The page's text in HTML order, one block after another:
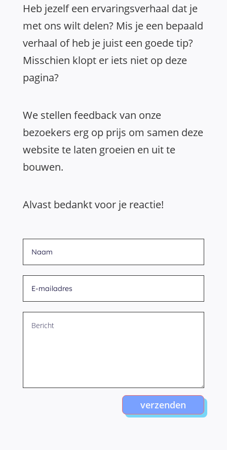
Heb jezelf een ervaringsverhaal dat je
met ons wilt delen? Mis je een bepaald
verhaal of heb je juist een goede tip?
Misschien klopt er iets niet op deze
pagina?
We stellen feedback van onze
bezoekers erg op prijs om samen deze
website te laten groeien en uit te
bouwen.
Alvast bedankt voor je reactie!
verzenden